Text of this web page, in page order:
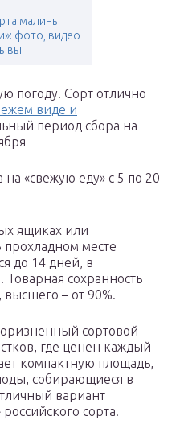
малины
фото, видео
погоду. Сорт отлично
виде и
период сбора на
«свежую еду» с 5 по 20
ящиках или
прохладном месте
до 14 дней, в
сохранность
высшего – от 90%.
сортовой
где ценен каждый
компактную площадь,
собирающиеся в
вариант
сорта.